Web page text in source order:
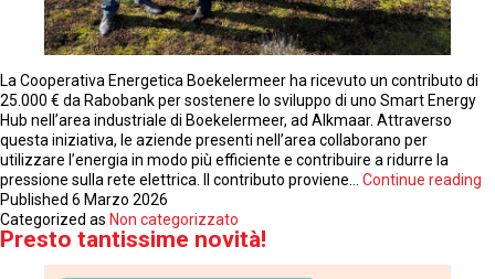
La Cooperativa Energetica Boekelermeer ha ricevuto un contributo di
25.000 € da Rabobank per sostenere lo sviluppo di uno Smart Energy
Hub nell’area industriale di Boekelermeer, ad Alkmaar. Attraverso
questa iniziativa, le aziende presenti nell’area collaborano per
utilizzare l’energia in modo più efficiente e contribuire a ridurre la
pressione sulla rete elettrica. Il contributo proviene… Continue reading
Published 6 Marzo 2026
Categorized as Non categorizzato
Presto tantissime novità!